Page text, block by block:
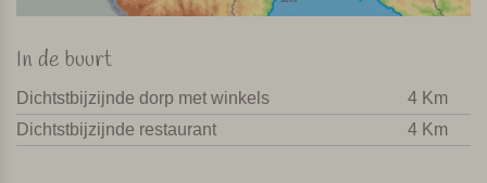
In de buurt
Dichtstbijzijnde dorp met winkels
4 Km
Dichtstbijzijnde restaurant
4 Km